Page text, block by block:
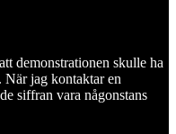
demonstrationen skulle ha
När jag kontaktar en
siffran vara någonstans